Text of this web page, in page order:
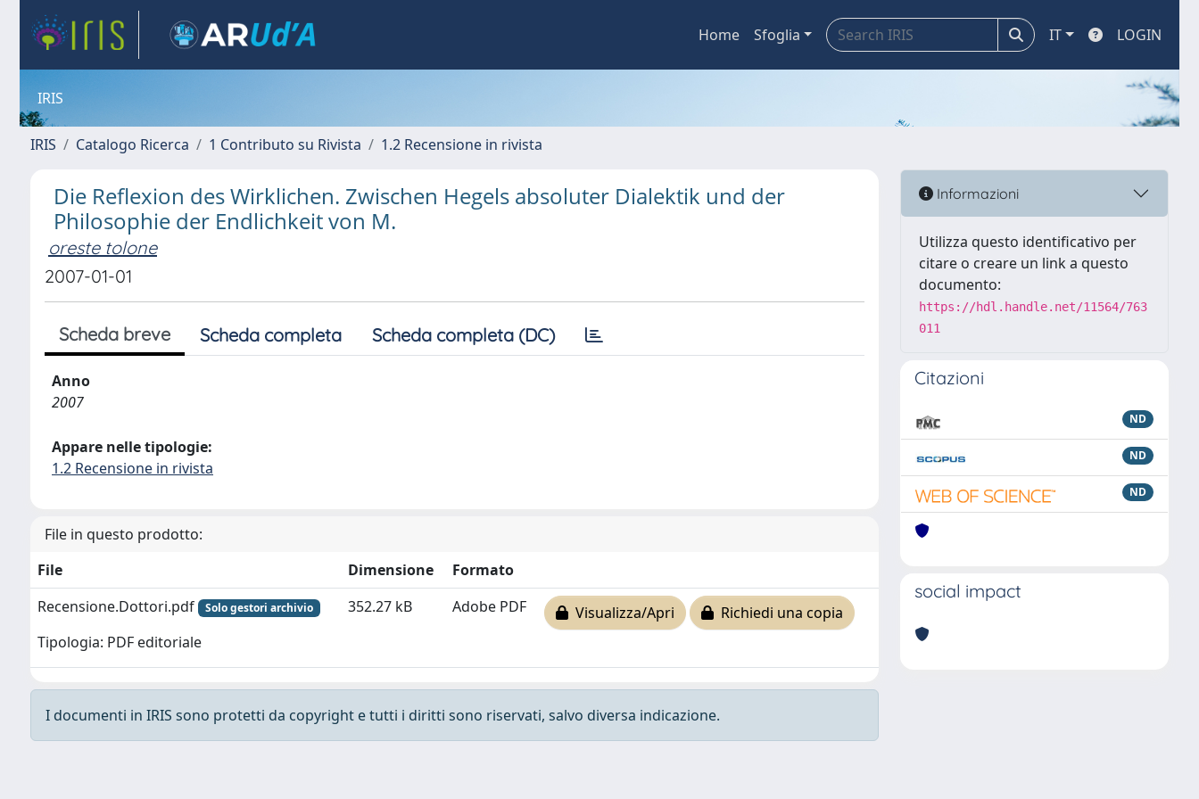
Home Sfoglia IT LOGIN
IRIS
IRIS Catalogo Ricerca 1 Contributo su Rivista 1.2 Recensione in rivista
Die Reflexion des Wirklichen. Zwischen Hegels absoluter Dialektik und der
Philosophie der Endlichkeit von M.
oreste tolone
2007-01-01
Scheda breve Scheda completa Scheda completa (DC)
Anno
2007
Appare nelle tipologie:
1.2 Recensione in rivista
File in questo prodotto:
File
Dimensione
Formato
Recensione.Dottori.pdf
Solo gestori archivio
Tipologia: PDF editoriale
352.27 kB Adobe PDF Visualizza/Apri Richiedi una copia
I documenti in IRIS sono protetti da copyright e tutti i diritti sono riservati, salvo diversa indicazione.
Informazioni
Utilizza questo identificativo per
citare o creare un link a questo
documento:
https://hdl.handle.net/11564/763
011
Citazioni
ND
ND
ND
social impact